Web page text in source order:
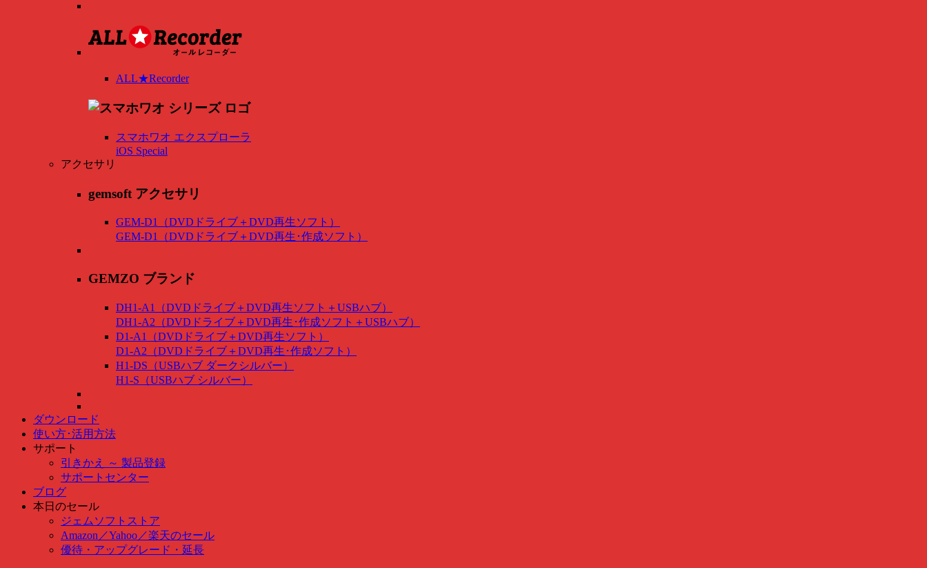
ALL★Recorder
スマホワオ エクスプローラ
iOS Special
アクセサリ
gemsoft アクセサリ
GEM-D1（DVDドライブ＋DVD再生ソフト）
GEM-D1（DVDドライブ＋DVD再生･作成ソフト）
GEMZO ブランド
DH1-A1（DVDドライブ＋DVD再生ソフト＋USBハブ）
DH1-A2（DVDドライブ＋DVD再生･作成ソフト＋USBハブ）
D1-A1（DVDドライブ＋DVD再生ソフト）
D1-A2（DVDドライブ＋DVD再生･作成ソフト）
H1-DS（USBハブ ダークシルバー）
H1-S（USBハブ シルバー）
ダウンロード
使い方･活用方法
サポート
引きかえ ～ 製品登録
サポートセンター
ブログ
本日のセール
ジェムソフトストア
Amazon ／Yahoo ／楽天のセール
優待・アップグレード・延長